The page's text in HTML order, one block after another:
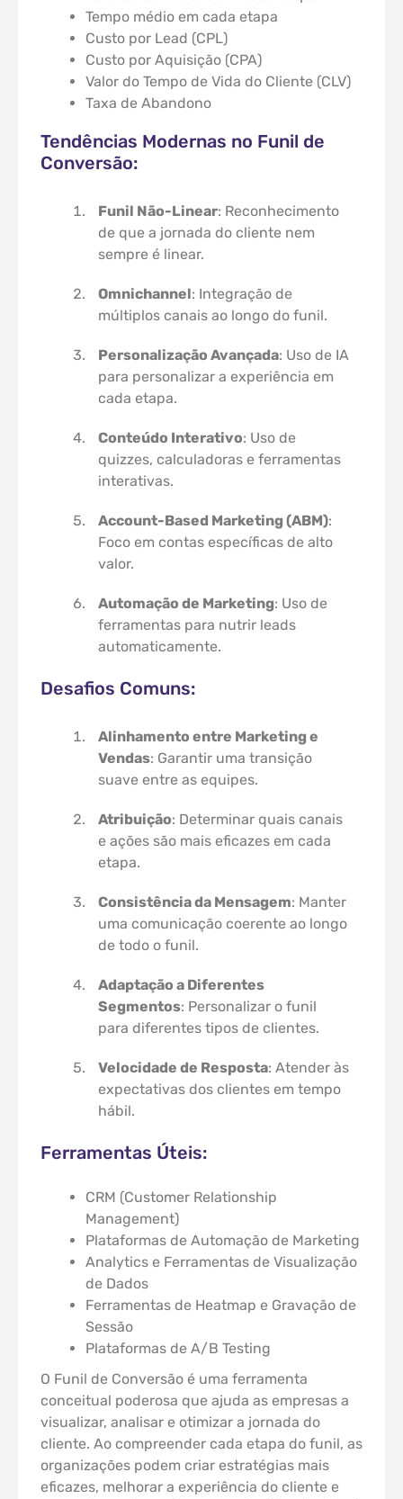
Tempo médio em cada etapa
Custo por Lead (CPL)
Custo por Aquisição (CPA)
Valor do Tempo de Vida do Cliente (CLV)
Taxa de Abandono
Tendências Modernas no Funil de
Conversão:
Funil Não-Linear: Reconhecimento
de que a jornada do cliente nem
sempre é linear.
Omnichannel: Integração de
múltiplos canais ao longo do funil.
Personalização Avançada: Uso de IA
para personalizar a experiência em
cada etapa.
Conteúdo Interativo: Uso de
quizzes, calculadoras e ferramentas
interativas.
Account-Based Marketing (ABM):
Foco em contas específicas de alto
valor.
Automação de Marketing: Uso de
ferramentas para nutrir leads
automaticamente.
Desafios Comuns:
Alinhamento entre Marketing e
Vendas: Garantir uma transição
suave entre as equipes.
Atribuição: Determinar quais canais
e ações são mais eficazes em cada
etapa.
Consistência da Mensagem: Manter
uma comunicação coerente ao longo
de todo o funil.
Adaptação a Diferentes
Segmentos: Personalizar o funil
para diferentes tipos de clientes.
Velocidade de Resposta: Atender às
expectativas dos clientes em tempo
hábil.
Ferramentas Úteis:
CRM (Customer Relationship
Management)
Plataformas de Automação de Marketing
Analytics e Ferramentas de Visualização
de Dados
Ferramentas de Heatmap e Gravação de
Sessão
Plataformas de A/B Testing
O Funil de Conversão é uma ferramenta
conceitual poderosa que ajuda as empresas a
visualizar, analisar e otimizar a jornada do
cliente. Ao compreender cada etapa do funil, as
organizações podem criar estratégias mais
eficazes, melhorar a experiência do cliente e